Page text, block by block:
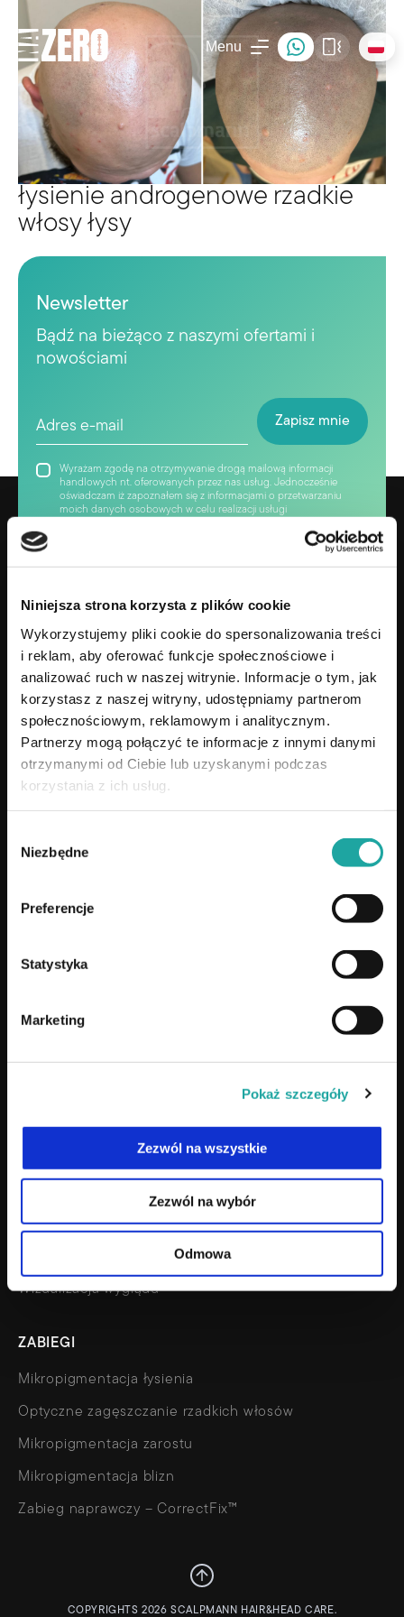
Niniejsza strona korzysta z plików cookie
Wykorzystujemy pliki cookie do spersonalizowania treści
i reklam, aby oferować funkcje społecznościowe i
analizować ruch w naszej witrynie. Informacje o tym, jak
korzystasz z naszej witryny, udostępniamy partnerom
społecznościowym, reklamowym i analitycznym.
Partnerzy mogą połączyć te informacje z innymi danymi
otrzymanymi od Ciebie lub uzyskanymi podczas
korzystania z ich usług.
zgody
Niezbędne
Preferencje
Statystyka
Marketing
Pokaż szczegóły
Zezwól na wszystkie
Zezwól na wybór
Odmowa
Menu
łysienie androgenowe rzadkie
włosy łysy
Newsletter
Bądź na bieżąco z naszymi ofertami i
nowościami
Wyrażam zgodę na otrzymywanie drogą mailową informacji
handlowych nt. oferowanych przez nas usług. Jednocześnie
oświadczam iż zapoznałem się z informacjami o przetwarzaniu
moich danych osobowych w celu realizacji usługi
Gotowy na zmianę swojego życia?
+48 690 638 690
Warszawa, ul. Ukryty Raj 1
Co to jest mikropigmentacja?
FAQ
Wizualizacja wyglądu
ZABIEGI
Mikropigmentacja łysienia
Optyczne zagęszczanie rzadkich włosów
Mikropigmentacja zarostu
Mikropigmentacja blizn
Zabieg naprawczy – CorrectFix™
COPYRIGHTS 2026 SCALPMANN HAIR&HEAD CARE.